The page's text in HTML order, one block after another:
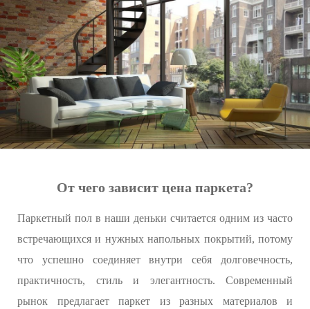
От чего зависит цена паркета?
Паркетный пол в наши деньки считается одним из часто
встречающихся и нужных напольных покрытий, потому
что успешно соединяет внутри себя долговечность,
практичность, стиль и элегантность. Современный
рынок предлагает паркет из разных материалов и